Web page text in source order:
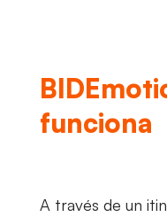
funciona
A través de un